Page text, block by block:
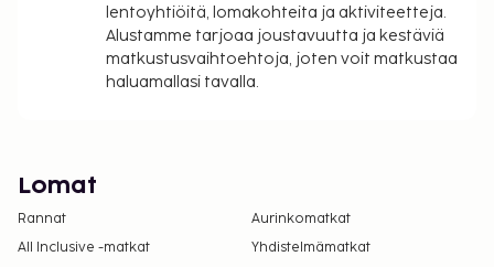
lentoyhtiöitä, lomakohteita ja aktiviteetteja.
Alustamme tarjoaa joustavuutta ja kestäviä
matkustusvaihtoehtoja, joten voit matkustaa
haluamallasi tavalla.
Lomat
Rannat
Aurinkomatkat
All Inclusive -matkat
Yhdistelmämatkat